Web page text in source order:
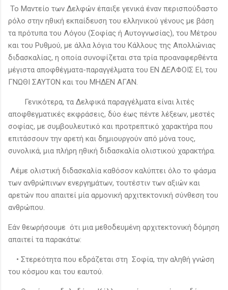
Το Μαντείο των Δελφών έπαιξε γενικά έναν περισπούδαστο
ρόλο στην ηθική εκπαίδευση του ελληνικού γένους με βάση
τα πρότυπα του Λόγου (Σοφίας ή Αυτογνωσίας), του Μέτρου
και του Ρυθμού, με άλλα λόγια του Κάλλους της Απολλώνιας
διδασκαλίας, η οποία συνοψίζεται στα τρία προαναφερθέντα
μέγιστα αποφθέγματα-παραγγέλματα του ΕΝ ΔΕΛΦΟΙΣ ΕΙ, του
ΓΝΩΘΙ ΣΑΥΤΟΝ και του ΜΗΔΕΝ ΑΓΑΝ.
Γενικότερα, τα Δελφικά παραγγέλματα είναι λιτές
αποφθεγματικές εκφράσεις, δύο έως πέντε λέξεων, μεστές
σοφίας, με συμβουλευτικό και προτρεπτικό χαρακτήρα που
επιτάσσουν την αρετή και δημιουργούν από μόνα τους,
συνολικά, μια πλήρη ηθική διδασκαλία ολιστικού χαρακτήρα.
Λέμε ολιστική διδασκαλία καθόσον καλύπτει όλο το φάσμα
των ανθρώπινων ενεργημάτων, τουτέστιν των αξιών και
αρετών που απαιτεί μία αρμονική αρχιτεκτονική σύνθεση του
ανθρώπου.
Εάν θεωρήσουμε ότι μια μεθοδευμένη αρχιτεκτονική δόμηση
απαιτεί τα παρακάτω:
• Στερεότητα που εδράζεται στη Σοφία, την αληθή γνώση
του κόσμου και του εαυτού.